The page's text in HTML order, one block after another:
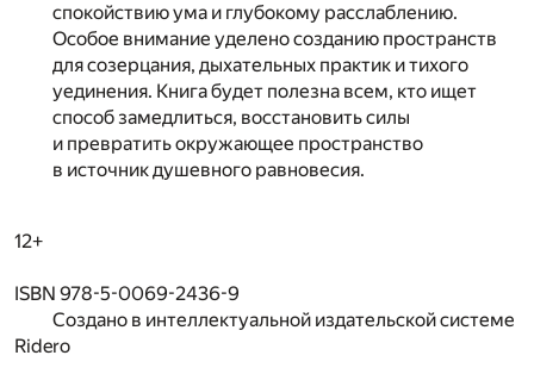
спокойствию ума и глубокому расслаблению.
Особое внимание уделено созданию пространств
для созерцания, дыхательных практик и тихого
уединения. Книга будет полезна всем, кто ищет
способ замедлиться, восстановить силы
и превратить окружающее пространство
в источник душевного равновесия.
12+
ISBN 978-5-0069-2436-9
Создано в интеллектуальной издательской системе
Ridero